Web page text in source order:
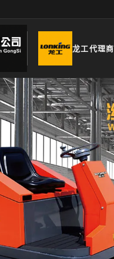
龙工代理商